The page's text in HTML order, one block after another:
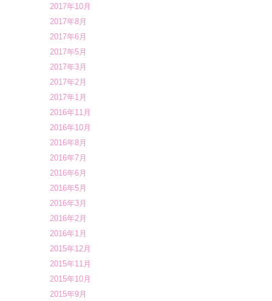
2017年10月
2017年8月
2017年6月
2017年5月
2017年3月
2017年2月
2017年1月
2016年11月
2016年10月
2016年8月
2016年7月
2016年6月
2016年5月
2016年3月
2016年2月
2016年1月
2015年12月
2015年11月
2015年10月
2015年9月